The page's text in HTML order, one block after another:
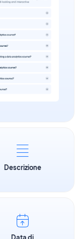
Descrizione
Data di